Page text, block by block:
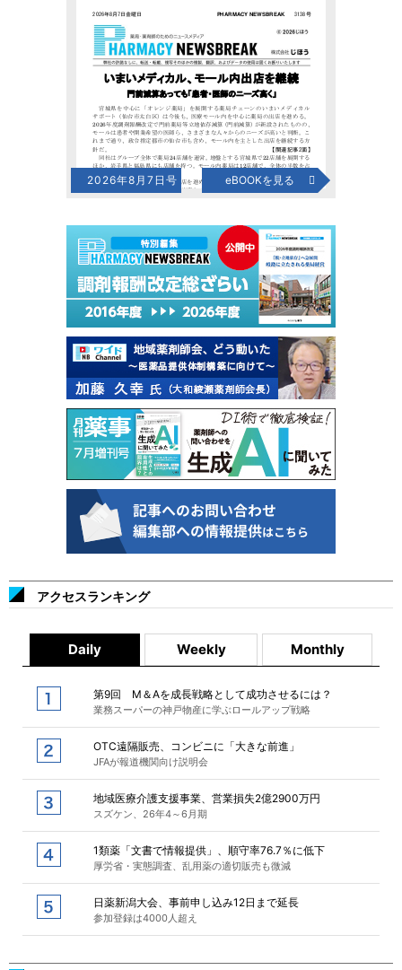
2026年8月7日号 eBOOKを見る
アクセスランキング
Daily Weekly Monthly
第9回 M＆Aを成長戦略として成功させるには？
業務スーパーの神戸物産に学ぶロールアップ戦略
OTC遠隔販売、コンビニに「大きな前進」
JFAが報道機関向け説明会
地域医療介護支援事業、営業損失2億2900万円
スズケン、26年4～6月期
1類薬「文書で情報提供」、順守率76.7％に低下
厚労省・実態調査、乱用薬の適切販売も微減
日薬新潟大会、事前申し込み12日まで延長
参加登録は4000人超え